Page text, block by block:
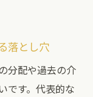
落とし穴
分配や過去の介
です。代表的な